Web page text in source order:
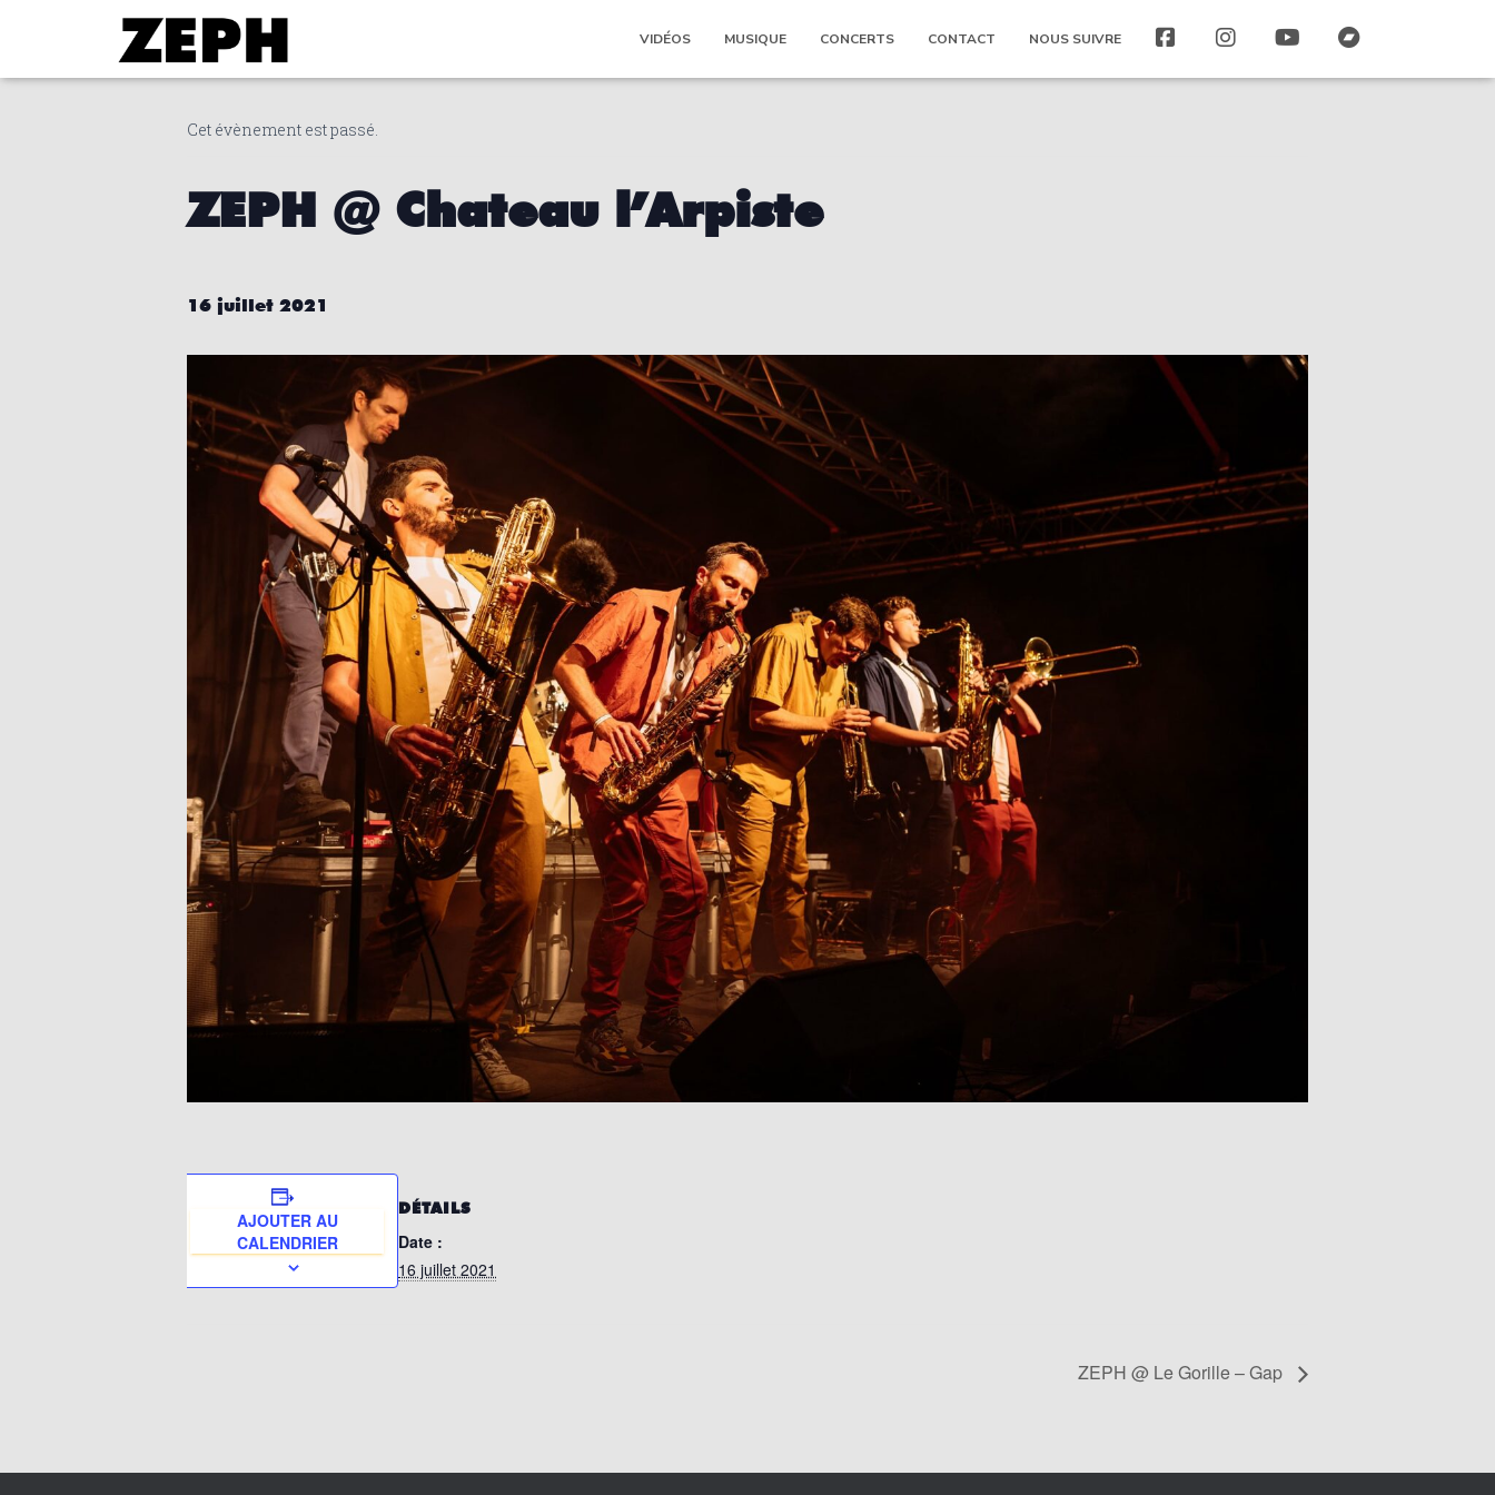
VIDÉOS MUSIQUE CONCERTS CONTACT NOUS SUIVRE
« Tous les Évènements
Cet évènement est passé.
ZEPH @ Chateau l’Arpiste
16 juillet 2021
AJOUTER AU
CALENDRIER
DÉTAILS
Date :
16 juillet 2021
ZEPH @ Le Gorille – Gap